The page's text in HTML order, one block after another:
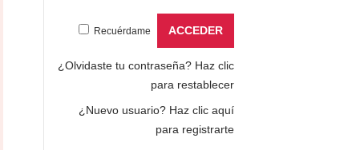
Recuérdame
¿Olvidaste tu contraseña? Haz clic
para restablecer
¿Nuevo usuario? Haz clic aquí
para registrarte